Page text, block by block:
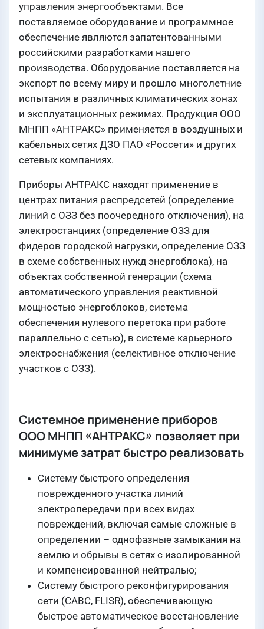
управления энергообъектами. Все
поставляемое оборудование и программное
обеспечение являются запатентованными
российскими разработками нашего
производства. Оборудование поставляется на
экспорт по всему миру и прошло многолетние
испытания в различных климатических зонах
и эксплуатационных режимах. Продукция ООО
МНПП «АНТРАКС» применяется в воздушных и
кабельных сетях ДЗО ПАО «Россети» и других
сетевых компаниях.
Приборы АНТРАКС находят применение в
центрах питания распредсетей (определение
линий с ОЗЗ без поочередного отключения), на
электростанциях (определение ОЗЗ для
фидеров городской нагрузки, определение ОЗЗ
в схеме собственных нужд энергоблока), на
объектах собственной генерации (схема
автоматического управления реактивной
мощностью энергоблоков, система
обеспечения нулевого перетока при работе
параллельно с сетью), в системе карьерного
электроснабжения (селективное отключение
участков с ОЗЗ).
Системное применение приборов
ООО МНПП «АНТРАКС» позволяет при
минимуме затрат быстро реализовать
Систему быстрого определения
поврежденного участка линий
электропередачи при всех видах
повреждений, включая самые сложные в
определении – однофазные замыкания на
землю и обрывы в сетях с изолированной
и компенсированной нейтралью;
Систему быстрого реконфигурирования
сети (САВС, FLISR), обеспечивающую
быстрое автоматическое восстановление